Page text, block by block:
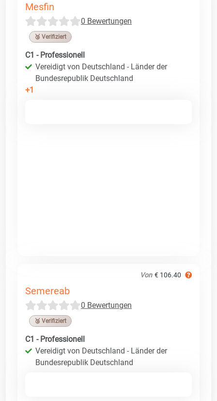
Mesfin
0 Bewertungen
🥉 Verifiziert
C1 - Professionell
Vereidigt von Deutschland - Länder der
Bundesrepublik Deutschland
+1
Von € 106.40
Semereab
0 Bewertungen
🥉 Verifiziert
C1 - Professionell
Vereidigt von Deutschland - Länder der
Bundesrepublik Deutschland